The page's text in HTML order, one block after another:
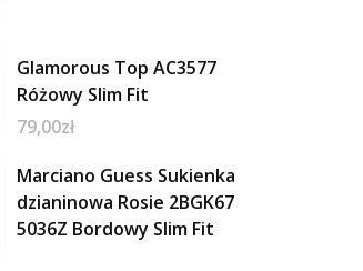
Glamorous Top AC3577
Różowy Slim Fit
79,00zł
Marciano Guess Sukienka
dzianinowa Rosie 2BGK67
5036Z Bordowy Slim Fit